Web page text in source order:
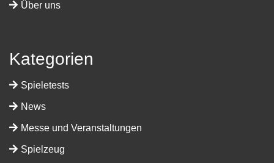
Über uns
Kategorien
Spieletests
News
Messe und Veranstaltungen
Spielzeug